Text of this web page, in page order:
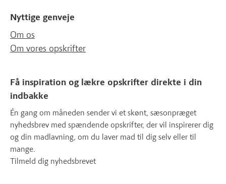
Nyttige genveje
Om os
Om vores opskrifter
Få inspiration og lækre opskrifter direkte i din
indbakke
Én gang om måneden sender vi et skønt, sæsonpræget
nyhedsbrev med spændende opskrifter, der vil inspirerer dig
og din madlavning, om du laver mad til dig selv eller til
mange.
Tilmeld dig nyhedsbrevet